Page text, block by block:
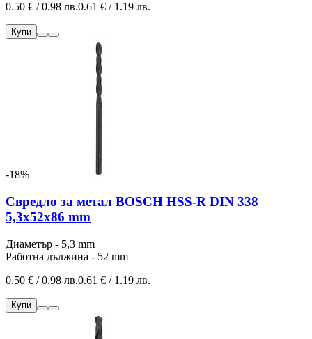
0.50 € / 0.98 лв.0.61 € / 1.19 лв.
Купи
-18%
Свредло за метал BOSCH HSS-R DIN 338
5,3x52x86 mm
Диаметър - 5,3 mm
Работна дължина - 52 mm
0.50 € / 0.98 лв.0.61 € / 1.19 лв.
Купи